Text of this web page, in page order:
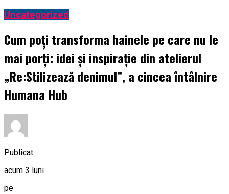
Uncategorized
Cum poți transforma hainele pe care nu le
mai porți: idei și inspirație din atelierul
„Re:Stilizează denimul”, a cincea întâlnire
Humana Hub
Publicat
acum 3 luni
pe